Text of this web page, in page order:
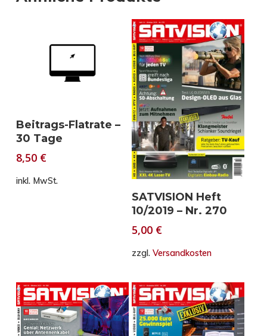
In den Warenkorb
Beitrags-Flatrate –
30 Tage
8,50 €
inkl. MwSt.
In den Warenkorb
SATVISION Heft
10/2019 – Nr. 270
5,00 €
zzgl.Versandkosten